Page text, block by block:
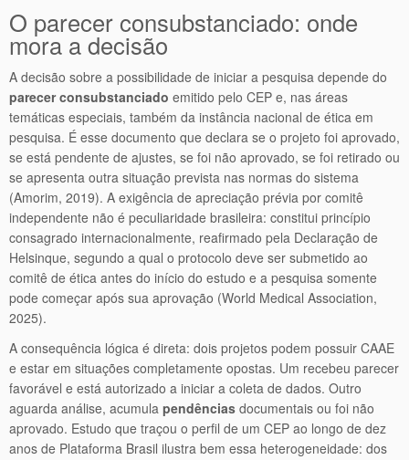
O parecer consubstanciado: onde
mora a decisão
A decisão sobre a possibilidade de iniciar a pesquisa depende do
parecer consubstanciado emitido pelo CEP e, nas áreas
temáticas especiais, também da instância nacional de ética em
pesquisa. É esse documento que declara se o projeto foi aprovado,
se está pendente de ajustes, se foi não aprovado, se foi retirado ou
se apresenta outra situação prevista nas normas do sistema
(Amorim, 2019). A exigência de apreciação prévia por comitê
independente não é peculiaridade brasileira: constitui princípio
consagrado internacionalmente, reafirmado pela Declaração de
Helsinque, segundo a qual o protocolo deve ser submetido ao
comitê de ética antes do início do estudo e a pesquisa somente
pode começar após sua aprovação (World Medical Association,
2025).
A consequência lógica é direta: dois projetos podem possuir CAAE
e estar em situações completamente opostas. Um recebeu parecer
favorável e está autorizado a iniciar a coleta de dados. Outro
aguarda análise, acumula pendências documentais ou foi não
aprovado. Estudo que traçou o perfil de um CEP ao longo de dez
anos de Plataforma Brasil ilustra bem essa heterogeneidade: dos